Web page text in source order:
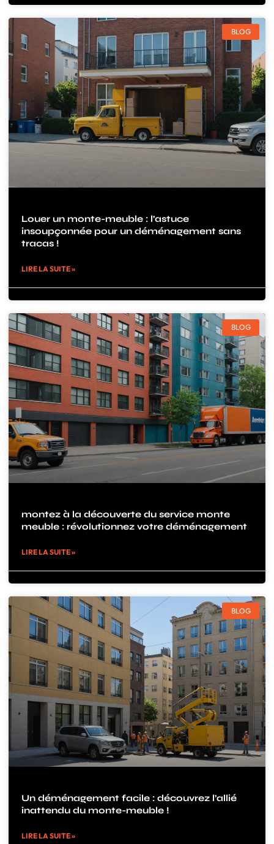
BLOG
Louer un monte-meuble : l’astuce
insoupçonnée pour un déménagement sans
tracas !
LIRE LA SUITE »
BLOG
montez à la découverte du service monte
meuble : révolutionnez votre déménagement
LIRE LA SUITE »
BLOG
Un déménagement facile : découvrez l’allié
inattendu du monte-meuble !
LIRE LA SUITE »